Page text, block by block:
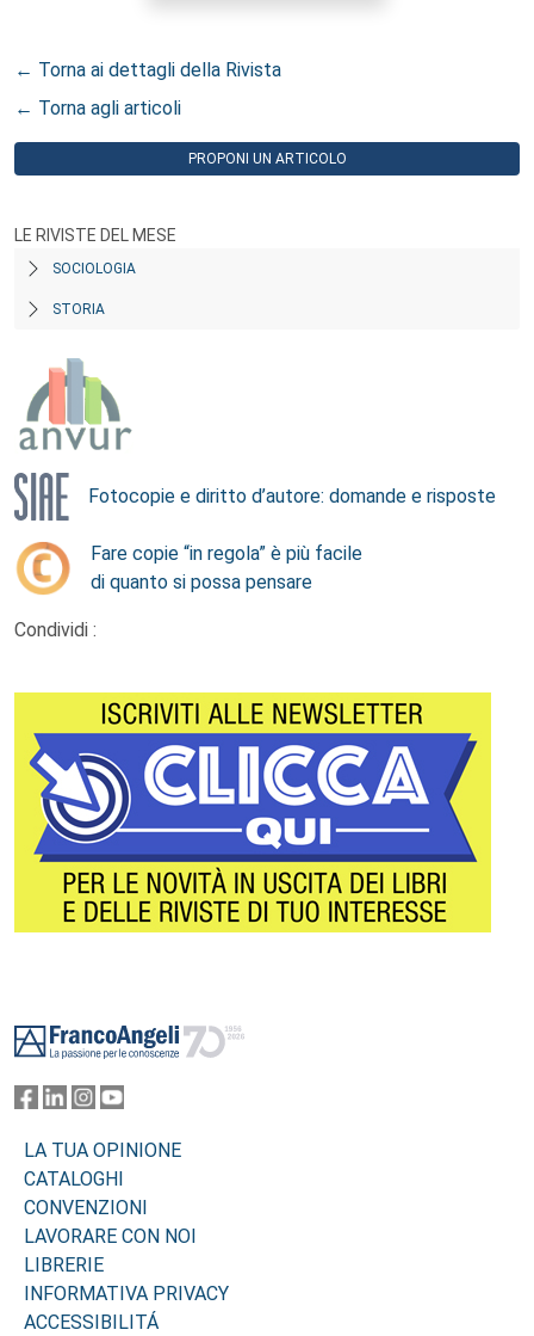
← Torna ai dettagli della Rivista
← Torna agli articoli
PROPONI UN ARTICOLO
LE RIVISTE DEL MESE
SOCIOLOGIA
STORIA
Fotocopie e diritto d’autore: domande e risposte
Fare copie “in regola” è più facile
di quanto si possa pensare
Condividi :
LA TUA OPINIONE
CATALOGHI
CONVENZIONI
LAVORARE CON NOI
LIBRERIE
INFORMATIVA PRIVACY
ACCESSIBILITÁ